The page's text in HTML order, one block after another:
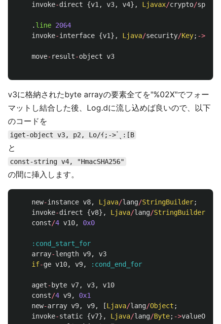
invoke-direct {v1 , v3, v4}, Ljavax/crypto/spec
. line 2064
invoke-interface {v1}, Ljava/security/Key; ->
move- result-object v3
v3に格納されたbyte arrayの要素全てを"%02X"でフォー
マットし結合した後、Log.dに流し込めば良いので、以下
のコードを
iget-object v3, p2, Lo/ｲ;->ॱˎ:[B
と
const-string v4, "HmacSHA256"
の間に挿入します。
new-instance v8, Ljava/lang/StringBuilder;
invoke-direct {v8}, Ljava/lang/StringBuilder
const/4 v10, 0x0
:cond_start_for
array-length v9,
v3
if-ge v10, v9, :cond_end_for
aget- byte v7, v3,
v10
const/4 v9,
0x1
new-array v9, v9, [Ljava/lang/Object ;
invoke-static {v7}, Ljava/lang/Byte; ->valueOf